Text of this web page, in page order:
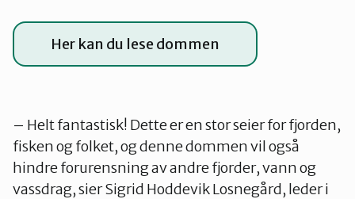
Her kan du lese dommen
– Helt fantastisk! Dette er en stor seier for fjorden,
fisken og folket, og denne dommen vil også
hindre forurensning av andre fjorder, vann og
vassdrag, sier Sigrid Hoddevik Losnegård, leder i